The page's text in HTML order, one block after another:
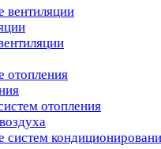
вентиляции
отопления
отопления
систем